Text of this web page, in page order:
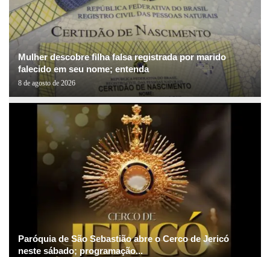
Mulher descobre filha falsa registrada por marido
falecido em seu nome; entenda
8 de agosto de 2026
Paróquia de São Sebastião abre o Cerco de Jericó
neste sábado; programação...